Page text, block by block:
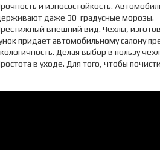
и износостойкость.
даже 30-градусные морозы.
внешний вид. Чехлы,
придает автомобильному салону
Делая выбор в пользу
в уходе. Для того, чтобы